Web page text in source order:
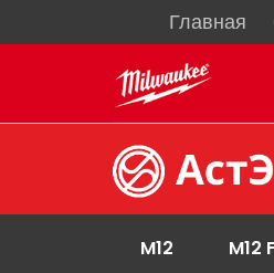
Главная
M12 M12